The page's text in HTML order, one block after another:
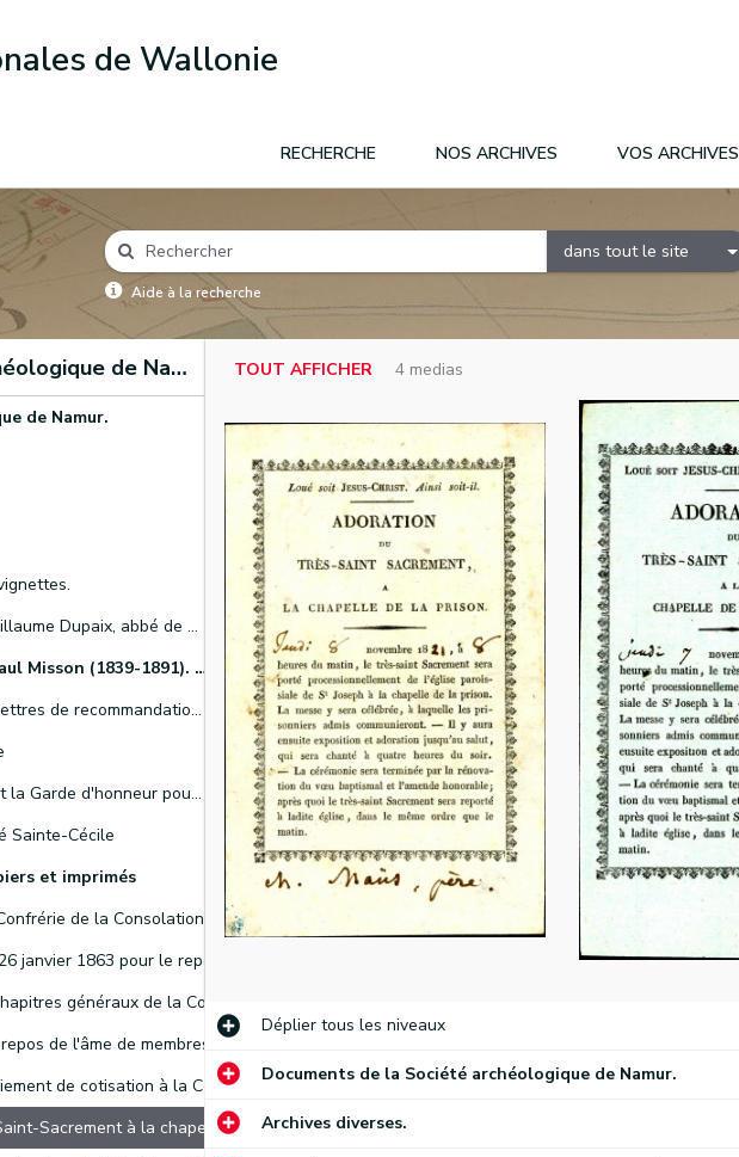
de Wallonie
RECHERCHE NOS ARCHIVES VOS ARCHIVES
dans tout le site
Aide à la recherche
Documents de la Société archéologique de Namur
de Namur.
Notes sur les poésies latines de Guillaume Dupaix, abbé de Gembloux.
Hooft, Misson, de Moreau, Obin, d'Otreppe, de Presseux et Roberts.
Ensemble de documents, dont des lettres de recommandation, relatifs à Philippe Donain, dit Bosmanne, prêtre du village de Berlaimont, dans le diocèse de Cambrai.
Règlement des membres composant la Garde d'honneur pour recevoir le Roi et la Reine lors de l'inauguration du chemin de fer de Bruxelles
Sainte-Cécile
et imprimés
Reçus de Monsieur Maus pour paiement de cotisation à la Confrérie de la Consolation.
Annonces d'adorations du Très-Saint-Sacrement à la chapelle de la prison.
TOUT AFFICHER 4 medias
Dépliertous les niveaux
Documents de la Société archéologique de Namur.
Archives diverses.